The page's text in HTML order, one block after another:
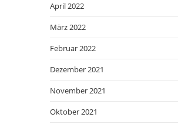
April 2022
März 2022
Februar 2022
Dezember 2021
November 2021
Oktober 2021